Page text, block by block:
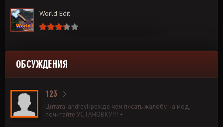
World Edit
ОБСУЖДЕНИЯ
123
Цитата: andreyПрежде чем писать жалобу на мод,
почитайте УСТАНОВКУ!!! +